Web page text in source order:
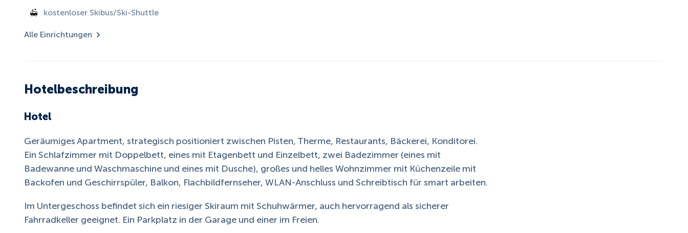
kostenloser Skibus/Ski-Shuttle
Alle Einrichtungen
Hotelbeschreibung
Hotel
Geräumiges Apartment, strategisch positioniert zwischen Pisten, Therme, Restaurants, Bäckerei, Konditorei.
Ein Schlafzimmer mit Doppelbett, eines mit Etagenbett und Einzelbett, zwei Badezimmer (eines mit
Badewanne und Waschmaschine und eines mit Dusche), großes und helles Wohnzimmer mit Küchenzeile mit
Backofen und Geschirrspüler, Balkon, Flachbildfernseher, WLAN-Anschluss und Schreibtisch für smart arbeiten.
Im Untergeschoss befindet sich ein riesiger Skiraum mit Schuhwärmer, auch hervorragend als sicherer
Fahrradkeller geeignet. Ein Parkplatz in der Garage und einer im Freien.